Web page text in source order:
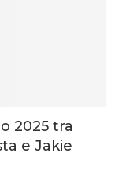
2025 tra
e Jakie